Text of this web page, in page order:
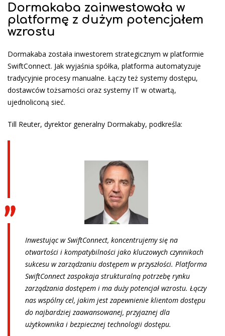
Dormakaba zainwestowała w
platformę z dużym potencjałem
wzrostu
Dormakaba została inwestorem strategicznym w platformie
SwiftConnect. Jak wyjaśnia spółka, platforma automatyzuje
tradycyjnie procesy manualne. Łączy też systemy dostępu,
dostawców tożsamości oraz systemy IT w otwartą,
ujednoliconą sieć.
Till Reuter, dyrektor generalny Dormakaby, podkreśla:
Inwestując w SwiftConnect, koncentrujemy się na
otwartości i kompatybilności jako kluczowych czynnikach
sukcesu w zarządzaniu dostępem w przyszłości. Platforma
SwiftConnect zaspokaja strukturalną potrzebę rynku
zarządzania dostępem i ma duży potencjał wzrostu. Łączy
nas wspólny cel, jakim jest zapewnienie klientom dostępu
do najbardziej zaawansowanej, przyjaznej dla
użytkownika i bezpiecznej technologii dostępu.